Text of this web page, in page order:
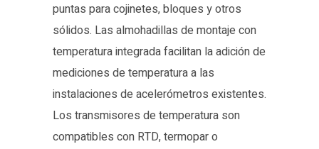
puntas para cojinetes, bloques y otros
sólidos. Las almohadillas de montaje con
temperatura integrada facilitan la adición de
mediciones de temperatura a las
instalaciones de acelerómetros existentes.
Los transmisores de temperatura son
compatibles con RTD, termopar o